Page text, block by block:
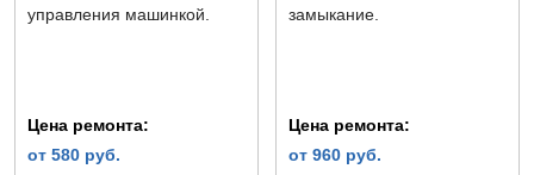
управления машинкой.
Цена ремонта:
от 580 руб.
замыкание.
Цена ремонта:
от 960 руб.